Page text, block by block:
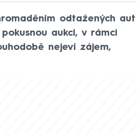
odtažených aut
aukci, v rámci
nejeví zájem,